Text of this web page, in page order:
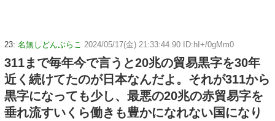
23: 名無しどんぶらこ 2024/05/17(金) 21:33:44.90 ID:hI+/0gMm0
311まで毎年今で言うと20兆の貿易黒字を30年
近く続けてたのが日本なんだよ。それが311から
黒字になっても少し、最悪の20兆の赤貿易字を
垂れ流すいくら働きも豊かになれない国になり